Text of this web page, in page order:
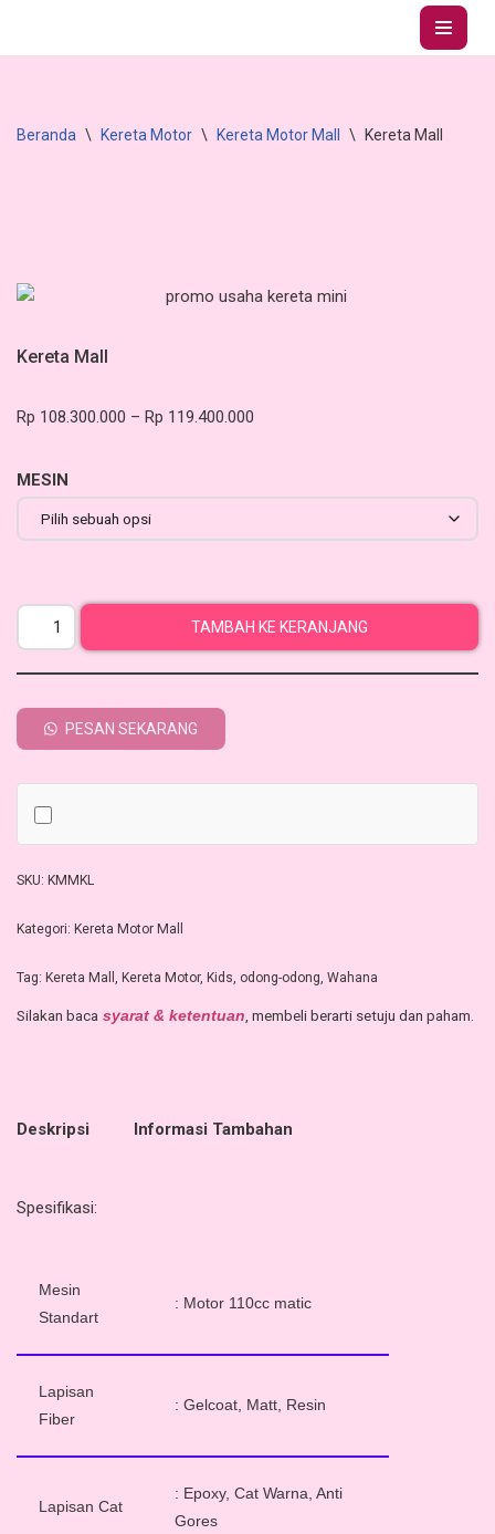
Lompat
Beranda \ Kereta Motor \ Kereta Motor Mall \ Kereta Mall
Kereta Mall
Rp 108.300.000 – Rp 119.400.000
MESIN
TAMBAH KE KERANJANG
PESAN SEKARANG
SKU: KMMKL
Kategori: Kereta Motor Mall
Tag: Kereta Mall , Kereta Motor, Kids, odong-odong, Wahana
Silakan baca syarat & ketentuan , membeli berarti setuju dan paham.
Deskripsi Informasi Tambahan
Spesifikasi:
Mesin
Standart
: Motor 110cc matic
Lapisan
Fiber
: Gelcoat, Matt, Resin
Lapisan Cat
: Epoxy, Cat Warna, Anti
Gores